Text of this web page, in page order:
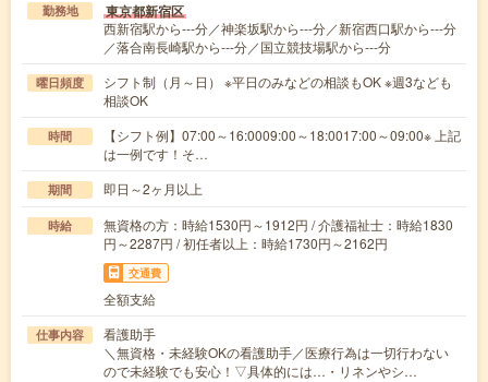
勤務地 東京都新宿区
西新宿駅から---分／神楽坂駅から---分／新宿西口駅から---分
／落合南長崎駅から---分／国立競技場駅から---分
曜日頻度
シフト制（月～日） ※平日のみなどの相談もOK ※週3なども
相談OK
時間
【シフト例】07:00～16:0009:00～18:0017:00～09:00※ 上記
は一例です！そ…
期間 即日～2ヶ月以上
時給
無資格の方：時給1530円～1912円 / 介護福祉士：時給1830
円～2287円 / 初任者以上：時給1730円～2162円
交通費
全額支給
仕事内容
看護助手
＼無資格・未経験OKの看護助手／医療行為は一切行わない
ので未経験でも安心！▽具体的には…・リネンやシ…